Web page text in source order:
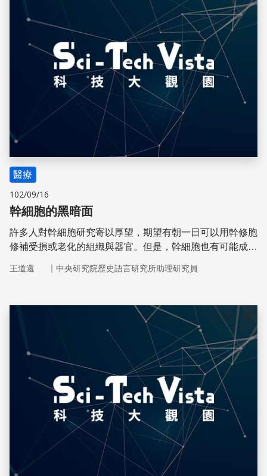
醫療
102/09/16
幹細胞的黑暗面
許多人對幹細胞研究寄以厚望，期望有朝一日可以用幹修胞
修補受損或老化的組織與器官。但是，幹細胞也有可能成為
王道還 ｜ 中央研究院歷史語言研究所助理研究員
儲存